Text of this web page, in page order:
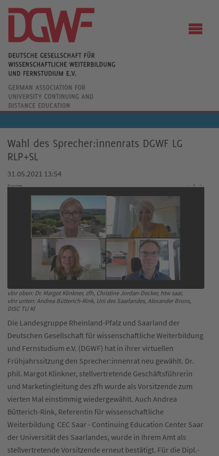
Wahl des Sprecher:innenrats DGWF LG
RLP+SL
31.05.2021 13:54
vlnr oben: Dr. Margot Klinkner, zfh, Christine Jordan-Decker, htw saar,
vlnr unten: Andrea Bütterich-Rink, Uni des Saarlandes, Alexander Bruns,
DISC TU Kl
Die Landesgruppe Rheinland-Pfalz und Saarland der
Deutschen Gesellschaft für wissenschaftliche Weiterbildung
und Fernstudium e.V. (DGWF) hat in ihrer virtuellen
Frühjahrssitzung den Sprecher:innenrat neu gewählt. Dr.
phil. Margot Klinkner, stellvertretende Geschäftsführerin
und Marketingleitung des zfh wurde als Vorsitzende zum
vierten Mal einstimmig wiedergewählt. Auch Andrea
Bütterich-Rink, Referentin für wissenschaftliche
Weiterbildung CEC Saar - Continuing Education Center Saar
der Universität des Saarlandes, wurde in Ihrem Amt als
stellvertretende Vorsitzende erneut bestätigt. Für die Dipl.-